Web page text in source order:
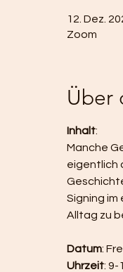
12. Dez.
Zoom
Über
Inhalt:
Manche
eigentlich
Signing im
Alltag zu
Datum:
Uhrzeit: 9-